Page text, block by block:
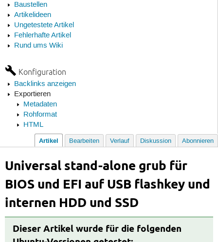
Baustellen
Artikelideen
Ungetestete Artikel
Fehlerhafte Artikel
Rund ums Wiki
Konfiguration
Backlinks anzeigen
Exportieren
Metadaten
Rohformat
HTML
Artikel Bearbeiten Verlauf Diskussion Abonnieren
Universal stand-alone grub für
BIOS und EFI auf USB flashkey und
internen HDD und SSD
Dieser Artikel wurde für die folgenden